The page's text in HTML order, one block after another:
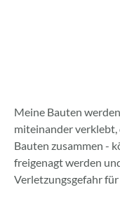
Meine Bauten
miteinander verklebt,
Bauten zusammen -
freigenagt werden
Verletzungsgefahr für